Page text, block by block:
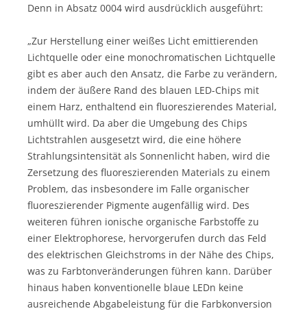
Denn in Absatz 0004 wird ausdrücklich ausgeführt:
„Zur Herstellung einer weißes Licht emittierenden
Lichtquelle oder eine monochromatischen Lichtquelle
gibt es aber auch den Ansatz, die Farbe zu verändern,
indem der äußere Rand des blauen LED-Chips mit
einem Harz, enthaltend ein fluoreszierendes Material,
umhüllt wird. Da aber die Umgebung des Chips
Lichtstrahlen ausgesetzt wird, die eine höhere
Strahlungsintensität als Sonnenlicht haben, wird die
Zersetzung des fluoreszierenden Materials zu einem
Problem, das insbesondere im Falle organischer
fluoreszierender Pigmente augenfällig wird. Des
weiteren führen ionische organische Farbstoffe zu
einer Elektrophorese, hervorgerufen durch das Feld
des elektrischen Gleichstroms in der Nähe des Chips,
was zu Farbtonveränderungen führen kann. Darüber
hinaus haben konventionelle blaue LEDn keine
ausreichende Abgabeleistung für die Farbkonversion